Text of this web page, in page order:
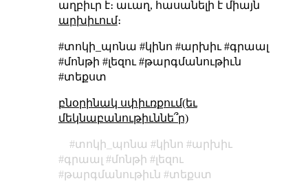
աղբիւր է։ աւաղ, հասանելի է միայն
արխիւում։
#տոկի_պոնա #կինո #արխիւ #գրաալ
#մոնթի #լեզու #թարգմանութիւն
#տեքստ
բնօրինակ սփիւռքում(եւ
մեկնաբանութիւննե՞ր)
տոկի_պոնա կինո
արխիւ
գրաալ
մոնթի
լեզու
թարգմանութիւն
տեքստ